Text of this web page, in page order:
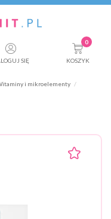
SIĘ
0
KOSZYK
i mikroelementy